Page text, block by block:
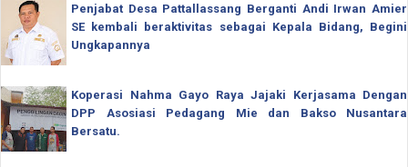
Penjabat Desa Pattallassang Berganti Andi Irwan Amier
SE kembali beraktivitas sebagai Kepala Bidang, Begini
Ungkapannya
Koperasi Nahma Gayo Raya Jajaki Kerjasama Dengan
DPP Asosiasi Pedagang Mie dan Bakso Nusantara
Bersatu.